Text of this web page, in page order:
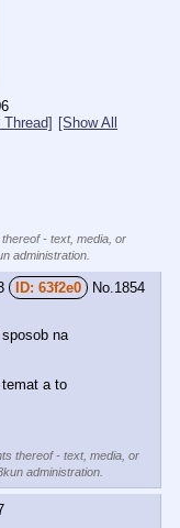
Thread] [Show All
- text, media, or
administration.
63f2e0 No. 1854
na
a to
thereof - text, media, or
administration.